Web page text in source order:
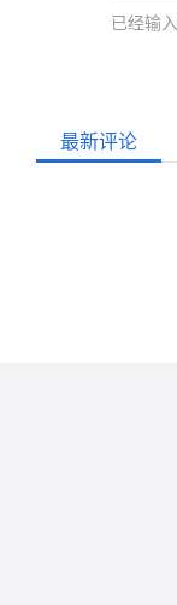
已经输入
最新评论